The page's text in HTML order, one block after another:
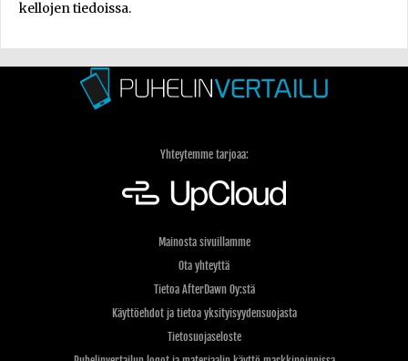
kellojen tiedoissa.
Yhteytemme tarjoaa:
Mainosta sivuillamme
Ota yhteyttä
Tietoa AfterDawn Oy:stä
Käyttöehdot ja tietoa yksityisyydensuojasta
Tietosuojaseloste